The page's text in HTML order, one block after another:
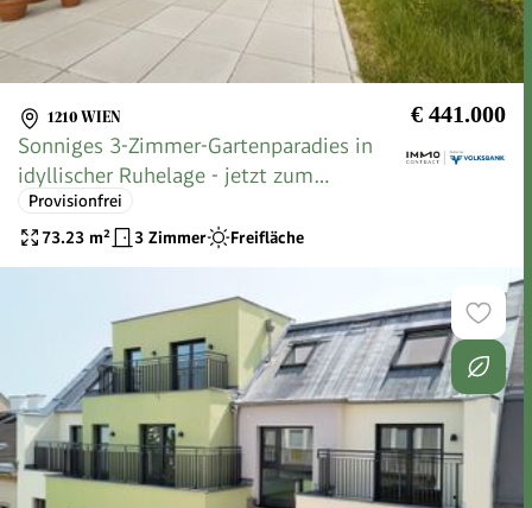
1210 WIEN € 441.000
Sonniges 3-Zimmer-Gartenparadies in
idyllischer Ruhelage - jetzt zum
Bestpreis sichern!
Provisionfrei
73.23 m² 3 Zimmer Freifläche